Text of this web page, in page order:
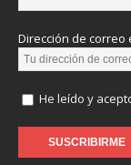
Dirección de correo
He leído y